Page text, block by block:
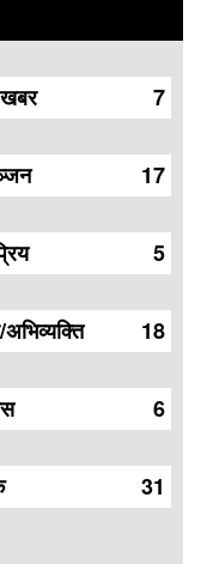
7
17
5
18
अभिव्यक्ति
6
31